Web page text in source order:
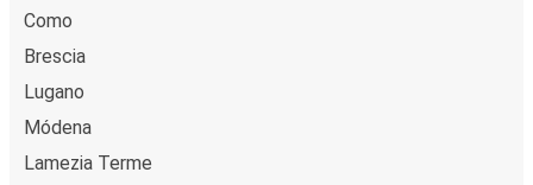
Como
Brescia
Lugano
Módena
Lamezia Terme